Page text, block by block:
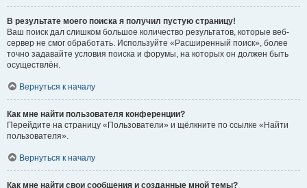
В результате моего поиска я получил пустую страницу!
Ваш поиск дал слишком большое количество результатов, которые веб-
сервер не смог обработать. Используйте «Расширенный поиск», более
точно задавайте условия поиска и форумы, на которых он должен быть
осуществлён.
Вернуться к началу
Как мне найти пользователя конференции?
Перейдите на страницу «Пользователи» и щёлкните по ссылке «Найти
пользователя».
Вернуться к началу
Как мне найти свои сообщения и созданные мной темы?